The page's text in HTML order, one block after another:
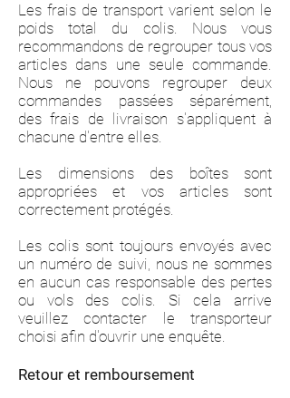
Les frais de transport varient selon le
poids total du colis. Nous vous
recommandons de regrouper tous vos
articles dans une seule commande.
Nous ne pouvons regrouper deux
commandes passées séparément,
des frais de livraison s'appliquent à
chacune d'entre elles.
Les dimensions des boîtes sont
appropriées et vos articles sont
correctement protégés.
Les colis sont toujours envoyés avec
un numéro de suivi, nous ne sommes
en aucun cas responsable des pertes
ou vols des colis. Si cela arrive
veuillez contacter le transporteur
choisi afin d'ouvrir une enquête.
Retour et remboursement